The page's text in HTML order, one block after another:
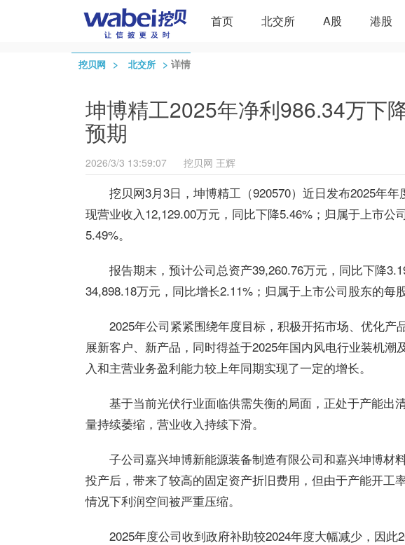
首页 北交所 A股 港股
挖贝网 > 北交所 > 详情
坤博精工2025年净利986.34万下
预期
2026/3/3 13:59:07 挖贝网 王辉
挖贝网3月3日，坤博精工（920570）近日发布2025年
现营业收入12,129.00万元，同比下降5.46%；归属于上市公
5.49%。
报告期末，预计公司总资产39,260.76万元，同比下降
34,898.18万元，同比增长2.11%；归属于上市公司股东的每
2025年公司紧紧围绕年度目标，积极开拓市场、优化产
展新客户、新产品，同时得益于2025年国内风电行业装机
入和主营业务盈利能力较上年同期实现了一定的增长。
基于当前光伏行业面临供需失衡的局面，正处于产能出
量持续萎缩，营业收入持续下滑。
子公司嘉兴坤博新能源装备制造有限公司和嘉兴坤博材
投产后，带来了较高的固定资产折旧费用，但由于产能开工
情况下利润空间被严重压缩。
2025年度公司收到政府补助较2024年度大幅减少，因